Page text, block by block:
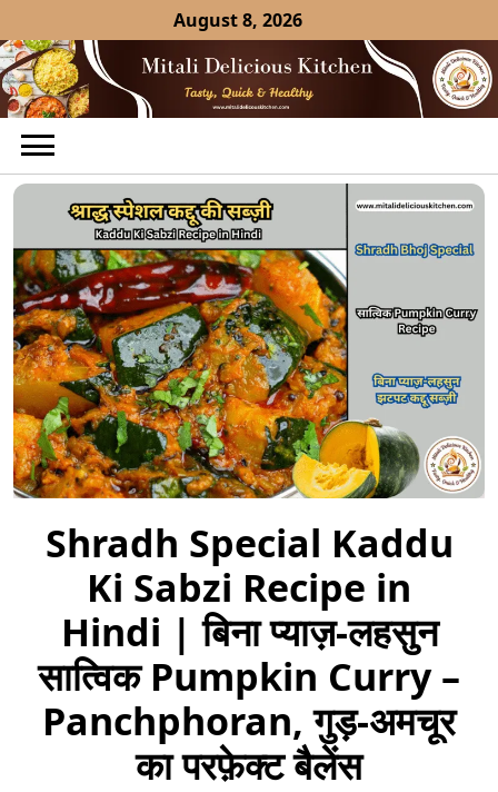
to
content
August 8, 2026
Shradh Special Kaddu
Ki Sabzi Recipe in
Hindi | बिना प्याज़-लहसुन
सात्विक Pumpkin Curry –
Panchphoran, गुड़-अमचूर
का परफ़ेक्ट बैलेंस